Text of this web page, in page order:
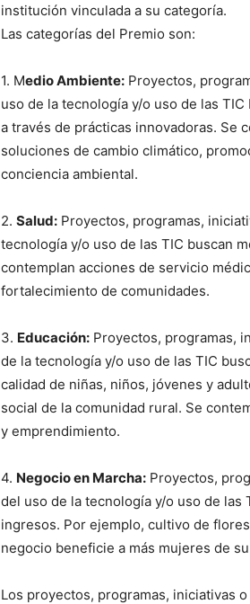
El
institución vinculada a su categoría.
Las categorías del Premio son:
1. Medio Ambiente: Proyectos,
uso de la tecnología y/o uso de las
a través de prácticas innovadoras. Se
soluciones de cambio climático,
conciencia ambiental.
2. Salud: Proyectos, programas,
tecnología y/o uso de las TIC buscan
contemplan acciones de servicio
fortalecimiento de comunidades.
3. Educación: Proyectos, programas,
de la tecnología y/o uso de las TIC
calidad de niñas, niños, jóvenes y
social de la comunidad rural. Se
y emprendimiento.
4. Negocio en Marcha: Proyectos,
del uso de la tecnología y/o uso de
ingresos. Por ejemplo, cultivo de
negocio beneficie a más mujeres de
Los proyectos, programas, iniciativas